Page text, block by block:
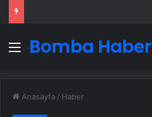
Menü
Bomba Haber
Anasayfa / Haber